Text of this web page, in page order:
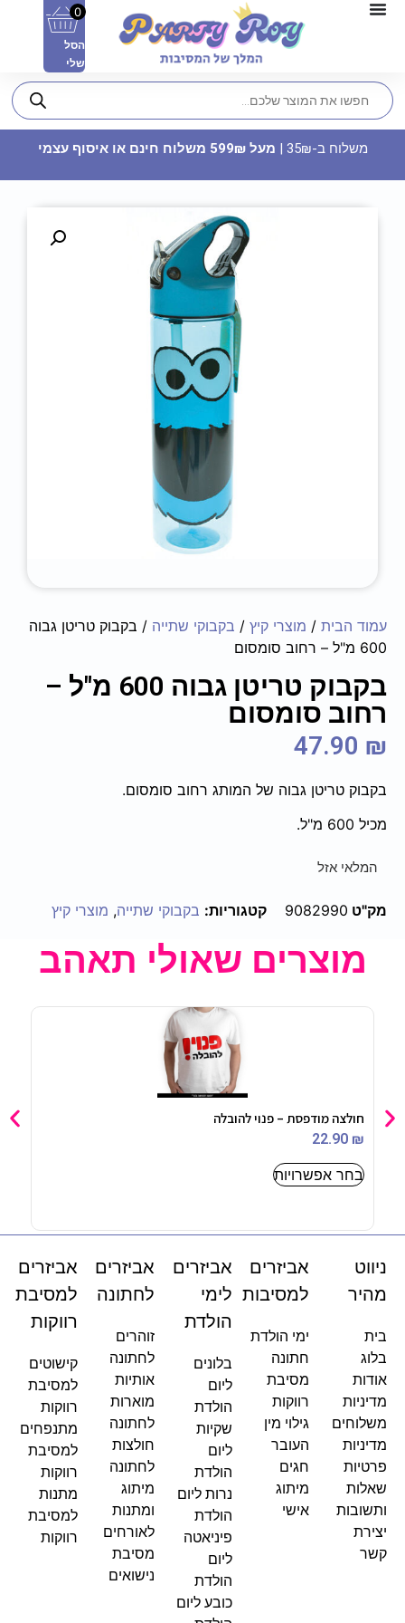
15₪
0
הסל
שלי
משלוח ב-35₪ | מעל 599₪ משלוח חינם או איסוף עצמי
עמוד הבית / מוצרי קיץ / בקבוקי שתייה / בקבוק טריטן גבוה
600 מ"ל – רחוב סומסום
בקבוק טריטן גבוה 600 מ"ל –
רחוב סומסום
47.90 ₪
בקבוק טריטן גבוה של המותג רחוב סומסום.
מכיל 600 מ"ל.
המלאי אזל
מק"ט 9082990 קטגוריות: בקבוקי שתייה, מוצרי קיץ
מוצרים שאולי תאהב
חולצה מודפסת – פנוי להובלה
22.90 ₪
בחר אפשרויות
בלון
ניווט
מהיר
בית
בלוג
אודות
מדיניות
משלוחים
מדיניות
פרטיות
שאלות
ותשובות
יצירת
קשר
אביזרים
למסיבות
ימי הולדת
חתונה
מסיבת
רווקות
גילוי מין
העובר
חגים
מיתוג
אישי
אביזרים
לימי
הולדת
בלונים
ליום
הולדת
שקיות
ליום
הולדת
נרות ליום
הולדת
פיניאטה
ליום
הולדת
כובע ליום
אביזרים
לחתונה
זוהרים
לחתונה
אותיות
מוארות
לחתונה
חולצות
לחתונה
מיתוג
ומתנות
לאורחים
מסיבת
נישואים
אביזרים
למסיבת
רווקות
קישוטים
למסיבת
רווקות
מתנפחים
למסיבת
רווקות
מתנות
למסיבת
רווקות